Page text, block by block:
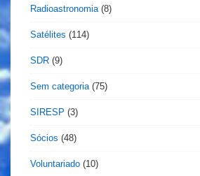
Radioastronomia(8)
Satélites (114)
SDR (9)
Sem categoria(75)
SIRESP (3)
Sócios (48)
Voluntariado (10)